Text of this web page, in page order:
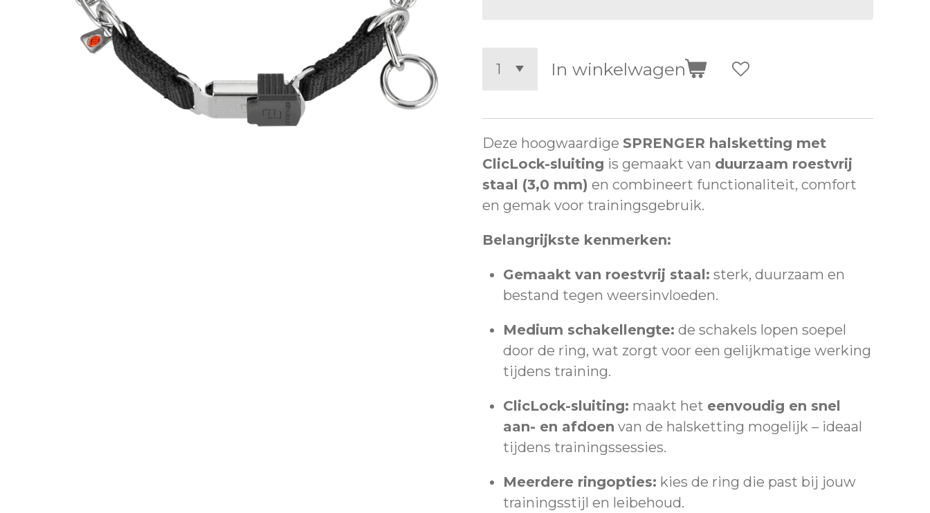
In winkelwagen
Deze hoogwaardige SPRENGER halsketting met
ClicLock-sluiting is gemaakt van duurzaam roestvrij
staal (3,0 mm) en combineert functionaliteit, comfort
en gemak voor trainingsgebruik.
Belangrijkste kenmerken:
Gemaakt van roestvrij staal: sterk, duurzaam en
bestand tegen weersinvloeden.
Medium schakellengte: de schakels lopen soepel
door de ring, wat zorgt voor een gelijkmatige werking
tijdens training.
ClicLock-sluiting: maakt het eenvoudig en snel
aan- en afdoen van de halsketting mogelijk – ideaal
tijdens trainingssessies.
Meerdere ringopties: kies de ring die past bij jouw
trainingsstijl en leibehoud.